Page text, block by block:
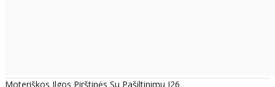
Moteriškos Ilgos Pirštinės Su Pašiltinimu I26